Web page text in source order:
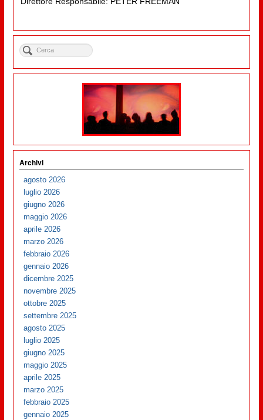
Archivi
agosto 2026
luglio 2026
giugno 2026
maggio 2026
aprile 2026
marzo 2026
febbraio 2026
gennaio 2026
dicembre 2025
novembre 2025
ottobre 2025
settembre 2025
agosto 2025
luglio 2025
giugno 2025
maggio 2025
aprile 2025
marzo 2025
febbraio 2025
gennaio 2025